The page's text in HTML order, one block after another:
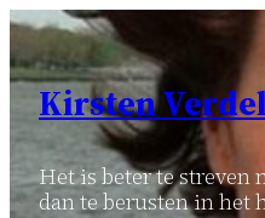
Ga
naar
inhoud
Kirsten
Het is beter te streven
dan te berusten in het